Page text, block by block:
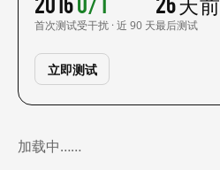
首次测试受干扰 · 近 90 天最后测试
立即测试
加载中……